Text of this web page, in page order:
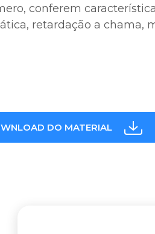
conferem
retardação a
DO MATERIAL